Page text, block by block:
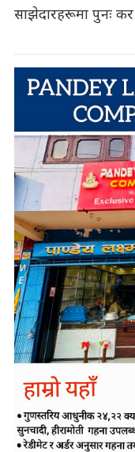
साझेदारहरूमा पुनः